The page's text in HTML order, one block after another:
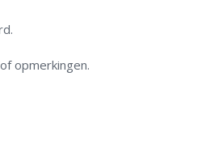
opmerkingen.